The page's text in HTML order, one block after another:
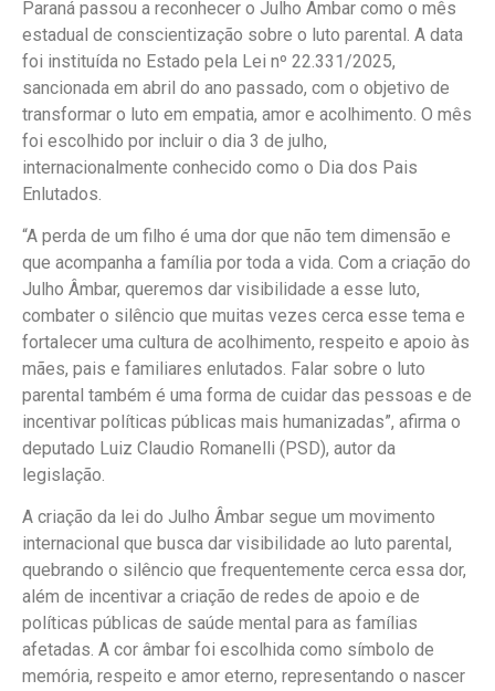
Paraná passou a reconhecer o Julho Âmbar como o mês
estadual de conscientização sobre o luto parental. A data
foi instituída no Estado pela Lei nº 22.331/2025,
sancionada em abril do ano passado, com o objetivo de
transformar o luto em empatia, amor e acolhimento. O mês
foi escolhido por incluir o dia 3 de julho,
internacionalmente conhecido como o Dia dos Pais
Enlutados.
“A perda de um filho é uma dor que não tem dimensão e
que acompanha a família por toda a vida. Com a criação do
Julho Âmbar, queremos dar visibilidade a esse luto,
combater o silêncio que muitas vezes cerca esse tema e
fortalecer uma cultura de acolhimento, respeito e apoio às
mães, pais e familiares enlutados. Falar sobre o luto
parental também é uma forma de cuidar das pessoas e de
incentivar políticas públicas mais humanizadas”, afirma o
deputado Luiz Claudio Romanelli (PSD), autor da
legislação.
A criação da lei do Julho Âmbar segue um movimento
internacional que busca dar visibilidade ao luto parental,
quebrando o silêncio que frequentemente cerca essa dor,
além de incentivar a criação de redes de apoio e de
políticas públicas de saúde mental para as famílias
afetadas. A cor âmbar foi escolhida como símbolo de
memória, respeito e amor eterno, representando o nascer